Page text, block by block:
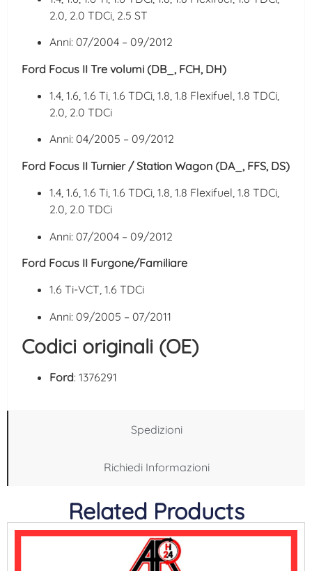
Spedizioni
Richiedi Informazioni
2.0, 2.0 TDCi, 2.5 ST
Anni: 07/2004 – 09/2012
Ford Focus II Tre volumi (DB_, FCH, DH)
1.4, 1.6, 1.6 Ti, 1.6 TDCi, 1.8, 1.8 Flexifuel, 1.8 TDCi,
2.0, 2.0 TDCi
Anni: 04/2005 – 09/2012
Ford Focus II Turnier / Station Wagon (DA_, FFS, DS)
1.4, 1.6, 1.6 Ti, 1.6 TDCi, 1.8, 1.8 Flexifuel, 1.8 TDCi,
2.0, 2.0 TDCi
Anni: 07/2004 – 09/2012
Ford Focus II Furgone/Familiare
1.6 Ti-VCT, 1.6 TDCi
Anni: 09/2005 – 07/2011
Codici originali (OE)
Ford: 1376291
Related Products